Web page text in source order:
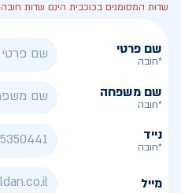
שדות המסומנים בכוכבית הינם שדות חובה
שם פרטי
*חובה
שם משפחה
*חובה
נייד
*חובה
מייל